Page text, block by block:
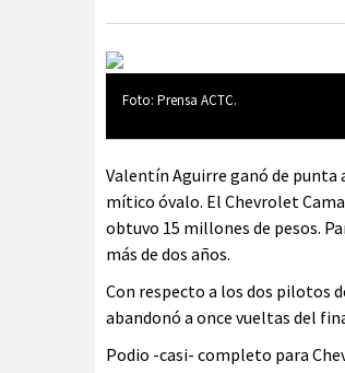
Foto: Prensa ACTC.
Valentín Aguirre ganó de punta
mítico óvalo. El Chevrolet
obtuvo 15 millones de pesos.
más de dos años.
Con respecto a los dos pilotos
abandonó a once vueltas del
Podio -casi- completo para